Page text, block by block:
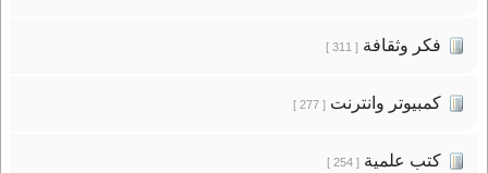
فكر وثقافة[ 311 ]
كمبيوتر وانترنت[ 277 ]
كتب علمية[ 254 ]